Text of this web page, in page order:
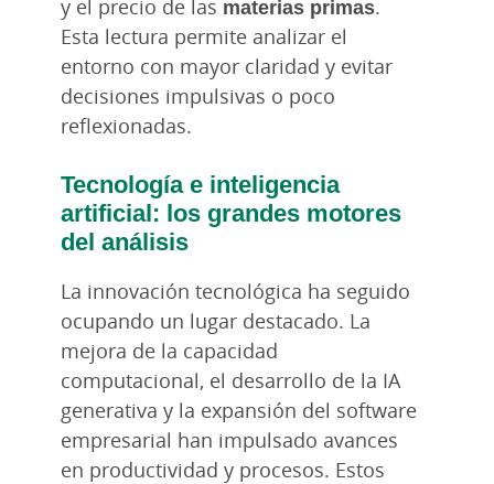
y el precio de las materias primas.
Esta lectura permite analizar el
entorno con mayor claridad y evitar
decisiones impulsivas o poco
reflexionadas.
Tecnología e inteligencia
artificial: los grandes motores
del análisis
La innovación tecnológica ha seguido
ocupando un lugar destacado. La
mejora de la capacidad
computacional, el desarrollo de la IA
generativa y la expansión del software
empresarial han impulsado avances
en productividad y procesos. Estos